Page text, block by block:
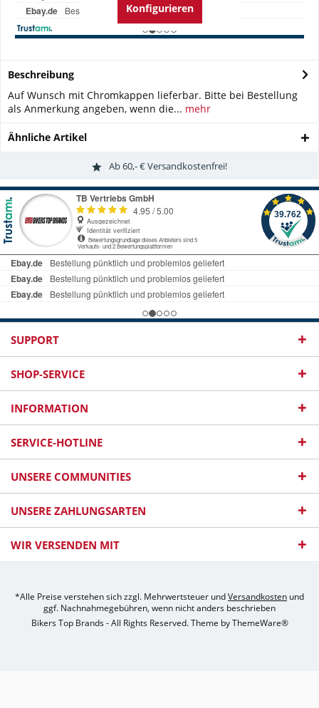
Beschreibung
Auf Wunsch mit Chromkappen lieferbar. Bitte bei Bestellung
als Anmerkung angeben, wenn die... mehr
Ähnliche Artikel
Ab 60,- € Versandkostenfrei!
SUPPORT
SHOP-SERVICE
INFORMATION
SERVICE-HOTLINE
UNSERE COMMUNITIES
UNSERE ZAHLUNGSARTEN
WIR VERSENDEN MIT
*Alle Preise verstehen sich zzgl. Mehrwertsteuer undVersandkosten und
ggf. Nachnahmegebühren, wenn nicht anders beschrieben
Bikers Top Brands - All Rights Reserved. Theme byThemeWare®
Konfigurieren